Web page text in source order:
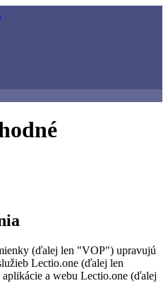
(ďalej len "VOP") upravujú
Lectio.one (ďalej len
a webu Lectio.one (ďalej